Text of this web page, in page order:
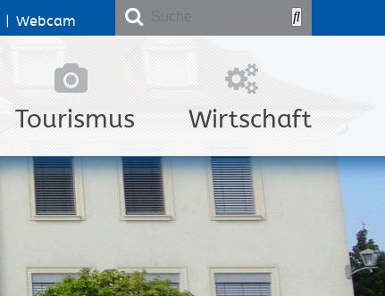
Webcam
Tourismus Wirtschaft